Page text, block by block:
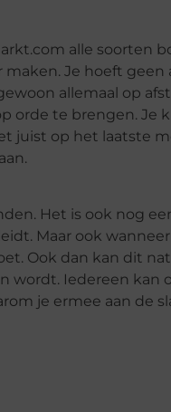
alle soorten
Je hoeft
allemaal op
orde te brengen. Je
juist op het laatste
Het is ook nog
Maar ook
Ook dan kan dit
wordt. Iedereen kan
je ermee aan de